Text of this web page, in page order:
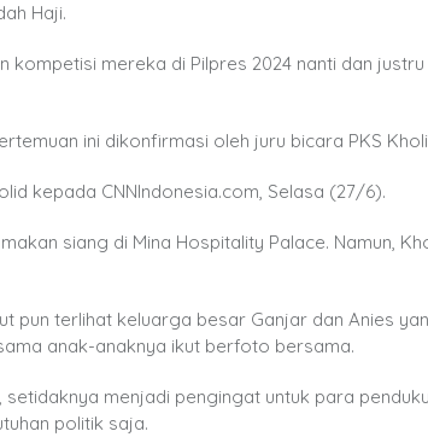
Haji.
kompetisi mereka di Pilpres 2024 nanti dan
ini dikonfirmasi oleh juru bicara PKS
kepada CNNIndonesia.com, Selasa (27/6).
siang di Mina Hospitality Palace. Namun,
pun terlihat keluarga besar Ganjar dan Anies
anak-anaknya ikut berfoto bersama.
menjadi pengingat untuk para
politik saja.